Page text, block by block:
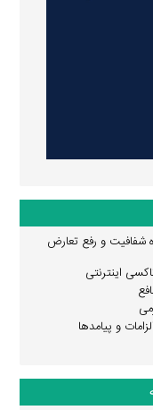
شفافیت و رفع تعارض
اینترنتی
و پیامدها